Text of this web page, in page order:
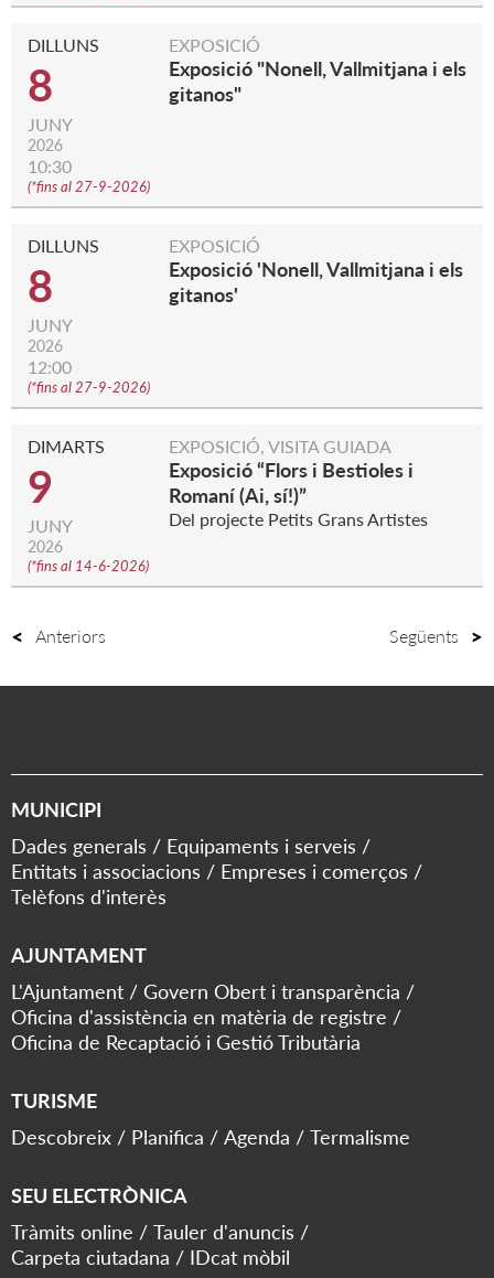
DILLUNS
8
JUNY
2026
10:30
(*fins al 27-9-2026)
EXPOSICIÓ
Exposició "Nonell, Vallmitjana i els
gitanos"
DILLUNS
8
JUNY
2026
12:00
(*fins al 27-9-2026)
EXPOSICIÓ
Exposició 'Nonell, Vallmitjana i els
gitanos'
DIMARTS
9
JUNY
2026
(*fins al 14-6-2026)
EXPOSICIÓ, VISITA GUIADA
Exposició “Flors i Bestioles i
Romaní (Ai, sí!)”
Del projecte Petits Grans Artistes
Anteriors Següents
MUNICIPI
Dades generals
Equipaments i serveis
Entitats i associacions
Empreses i comerços
Telèfons d'interès
AJUNTAMENT
L'Ajuntament
Govern Obert i transparència
Oficina d'assistència en matèria de registre
Oficina de Recaptació i Gestió Tributària
TURISME
Descobreix
Planifica Agenda Termalisme
SEU ELECTRÒNICA
Tràmits online
Tauler d'anuncis
Carpeta ciutadana
IDcat mòbil